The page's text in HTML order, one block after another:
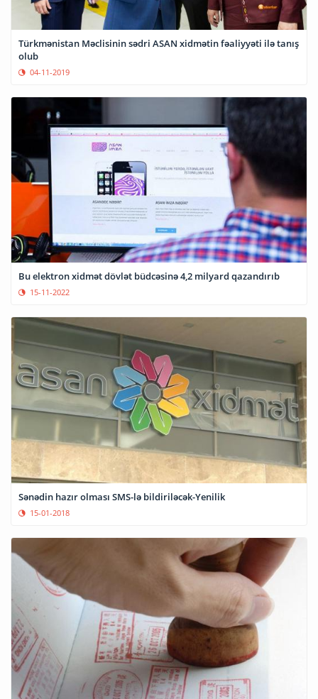
Türkmənistan Məclisinin sədri ASAN xidmətin fəaliyyəti ilə tanış
olub
04-11-2019
Bu elektron xidmət dövlət büdcəsinə 4,2 milyard qazandırıb
15-11-2022
Sənədin hazır olması SMS-lə bildiriləcək-Yenilik
15-01-2018